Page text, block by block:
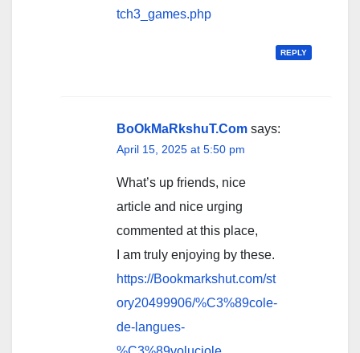
tch3_games.php
REPLY
BoOkMaRkshuT.Com says:
April 15, 2025 at 5:50 pm
What’s up friends, nice
article and nice urging
commented at this place,
I am truly enjoying by these.
https://Bookmarkshut.com/st
ory20499906/%C3%89cole-
de-langues-